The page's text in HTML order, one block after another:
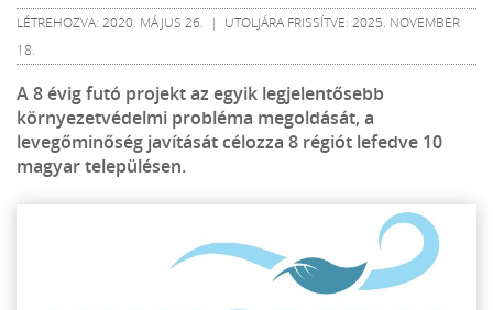
LÉTREHOZVA: 2020. MÁJUS 26. | UTOLJÁRA FRISSÍTVE: 2025. NOVEMBER
18.
A 8 évig futó projekt az egyik legjelentősebb
környezetvédelmi probléma megoldását, a
levegőminőség javítását célozza 8 régiót lefedve 10
magyar településen.